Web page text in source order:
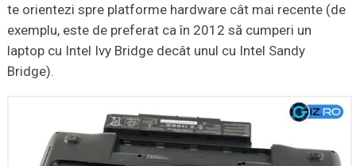
te orientezi spre platforme hardware cât mai recente (de
exemplu, este de preferat ca în 2012 să cumperi un
laptop cu Intel Ivy Bridge decât unul cu Intel Sandy
Bridge).